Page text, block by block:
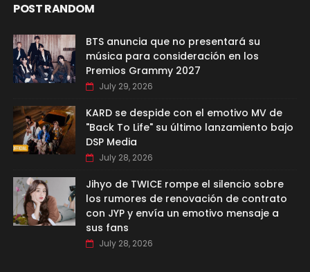
POST RANDOM
BTS anuncia que no presentará su
música para consideración en los
Premios Grammy 2027
July 29, 2026
KARD se despide con el emotivo MV de
"Back To Life" su último lanzamiento bajo
DSP Media
July 28, 2026
Jihyo de TWICE rompe el silencio sobre
los rumores de renovación de contrato
con JYP y envía un emotivo mensaje a
sus fans
July 28, 2026